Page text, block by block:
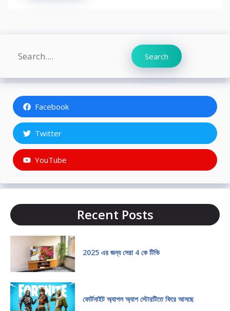
Search Search
Facebook
Twitter
YouTube
Recent Posts
2025 এর জন্য সেরা 4 কে টিভি
ফোর্টনাইট অ্যাপল অ্যাপ স্টোরটিতে ফিরে আসছে